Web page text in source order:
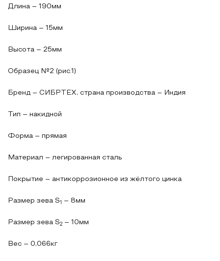
Длина – 190мм
Ширина – 15мм
Высота – 25мм
Образец №2 (рис.1)
Бренд – СИБРТЕХ, страна производства – Индия
Тип – накидной
Форма – прямая
Материал – легированная сталь
Покрытие – антикоррозионное из жёлтого цинка
Размер зева S1 – 8мм
Размер зева S2 – 10мм
Вес – 0,066кг